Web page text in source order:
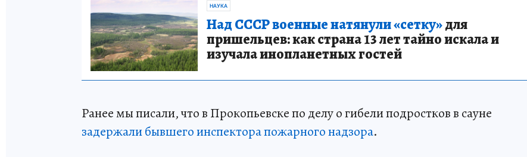
НАУКА
Над СССР военные натянули «сетку»для
пришельцев: как страна 13 лет тайно искала и
изучала инопланетных гостей
Ранее мы писали, что в Прокопьевске по делу о гибели подростков в сауне
задержали бывшего инспектора пожарного надзора.